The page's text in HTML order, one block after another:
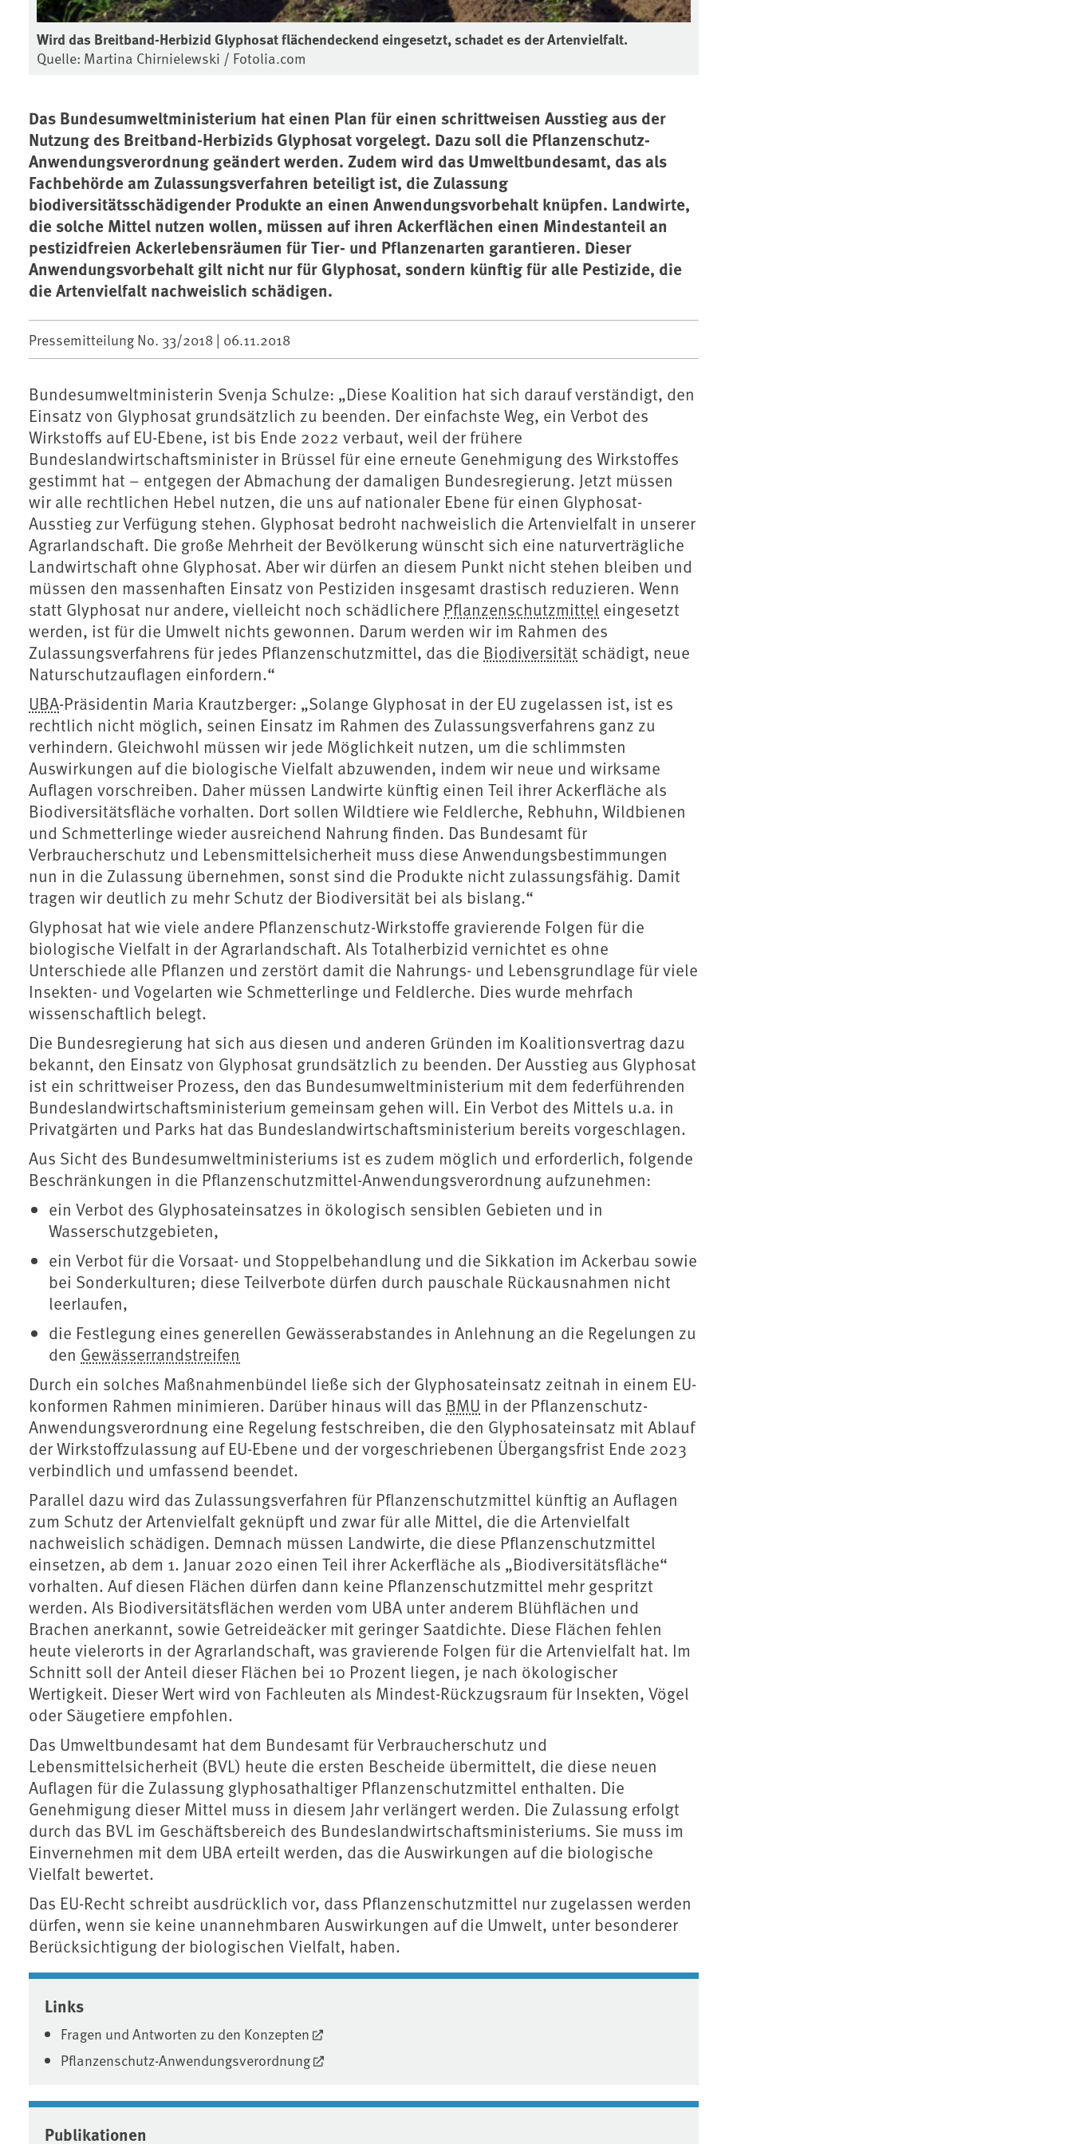
Wird das Breitband-Herbizid Glyphosat flächendeckend eingesetzt, schadet es der Artenvielfalt.
Quelle: Martina Chirnielewski / Fotolia.com
Das Bundesumweltministerium hat einen Plan für einen schrittweisen Ausstieg aus der
Nutzung des Breitband-Herbizids Glyphosat vorgelegt. Dazu soll die Pflanzenschutz-
Anwendungsverordnung geändert werden. Zudem wird das Umweltbundesamt, das als
Fachbehörde am Zulassungsverfahren beteiligt ist, die Zulassung
biodiversitätsschädigender Produkte an einen Anwendungsvorbehalt knüpfen. Landwirte,
die solche Mittel nutzen wollen, müssen auf ihren Ackerflächen einen Mindestanteil an
pestizidfreien Ackerlebensräumen für Tier- und Pflanzenarten garantieren. Dieser
Anwendungsvorbehalt gilt nicht nur für Glyphosat, sondern künftig für alle Pestizide, die
die Artenvielfalt nachweislich schädigen.
Pressemitteilung No. 33/2018 | 06.11.2018
Bundesumweltministerin Svenja Schulze: „Diese Koalition hat sich darauf verständigt, den
Einsatz von Glyphosat grundsätzlich zu beenden. Der einfachste Weg, ein Verbot des
Wirkstoffs auf EU-Ebene, ist bis Ende 2022 verbaut, weil der frühere
Bundeslandwirtschaftsminister in Brüssel für eine erneute Genehmigung des Wirkstoffes
gestimmt hat – entgegen der Abmachung der damaligen Bundesregierung. Jetzt müssen
wir alle rechtlichen Hebel nutzen, die uns auf nationaler Ebene für einen Glyphosat-
Ausstieg zur Verfügung stehen. Glyphosat bedroht nachweislich die Artenvielfalt in unserer
Agrarlandschaft. Die große Mehrheit der Bevölkerung wünscht sich eine naturverträgliche
Landwirtschaft ohne Glyphosat. Aber wir dürfen an diesem Punkt nicht stehen bleiben und
müssen den massenhaften Einsatz von Pestiziden insgesamt drastisch reduzieren. Wenn
statt Glyphosat nur andere, vielleicht noch schädlichere Pflanzenschutzmittel eingesetzt
werden, ist für die Umwelt nichts gewonnen. Darum werden wir im Rahmen des
Zulassungsverfahrens für jedes Pflanzenschutzmittel, das die Biodiversität schädigt, neue
Naturschutzauflagen einfordern.“
UBA-Präsidentin Maria Krautzberger: „Solange Glyphosat in der EU zugelassen ist, ist es
rechtlich nicht möglich, seinen Einsatz im Rahmen des Zulassungsverfahrens ganz zu
verhindern. Gleichwohl müssen wir jede Möglichkeit nutzen, um die schlimmsten
Auswirkungen auf die biologische Vielfalt abzuwenden, indem wir neue und wirksame
Auflagen vorschreiben. Daher müssen Landwirte künftig einen Teil ihrer Ackerfläche als
Biodiversitätsfläche vorhalten. Dort sollen Wildtiere wie Feldlerche, Rebhuhn, Wildbienen
und Schmetterlinge wieder ausreichend Nahrung finden. Das Bundesamt für
Verbraucherschutz und Lebensmittelsicherheit muss diese Anwendungsbestimmungen
nun in die Zulassung übernehmen, sonst sind die Produkte nicht zulassungsfähig. Damit
tragen wir deutlich zu mehr Schutz der Biodiversität bei als bislang.“
Glyphosat hat wie viele andere Pflanzenschutz-Wirkstoffe gravierende Folgen für die
biologische Vielfalt in der Agrarlandschaft. Als Totalherbizid vernichtet es ohne
Unterschiede alle Pflanzen und zerstört damit die Nahrungs- und Lebensgrundlage für viele
Insekten- und Vogelarten wie Schmetterlinge und Feldlerche. Dies wurde mehrfach
wissenschaftlich belegt.
Die Bundesregierung hat sich aus diesen und anderen Gründen im Koalitionsvertrag dazu
bekannt, den Einsatz von Glyphosat grundsätzlich zu beenden. Der Ausstieg aus Glyphosat
ist ein schrittweiser Prozess, den das Bundesumweltministerium mit dem federführenden
Bundeslandwirtschaftsministerium gemeinsam gehen will. Ein Verbot des Mittels u.a. in
Privatgärten und Parks hat das Bundeslandwirtschaftsministerium bereits vorgeschlagen.
Aus Sicht des Bundesumweltministeriums ist es zudem möglich und erforderlich, folgende
Beschränkungen in die Pflanzenschutzmittel-Anwendungsverordnung aufzunehmen:
ein Verbot des Glyphosateinsatzes in ökologisch sensiblen Gebieten und in
Wasserschutzgebieten,
ein Verbot für die Vorsaat- und Stoppelbehandlung und die Sikkation im Ackerbau sowie
bei Sonderkulturen; diese Teilverbote dürfen durch pauschale Rückausnahmen nicht
leerlaufen,
die Festlegung eines generellen Gewässerabstandes in Anlehnung an die Regelungen zu
den Gewässerrandstreifen
Durch ein solches Maßnahmenbündel ließe sich der Glyphosateinsatz zeitnah in einem EU-
konformen Rahmen minimieren. Darüber hinaus will das BMU in der Pflanzenschutz-
Anwendungsverordnung eine Regelung festschreiben, die den Glyphosateinsatz mit Ablauf
der Wirkstoffzulassung auf EU-Ebene und der vorgeschriebenen Übergangsfrist Ende 2023
verbindlich und umfassend beendet.
Parallel dazu wird das Zulassungsverfahren für Pflanzenschutzmittel künftig an Auflagen
zum Schutz der Artenvielfalt geknüpft und zwar für alle Mittel, die die Artenvielfalt
nachweislich schädigen. Demnach müssen Landwirte, die diese Pflanzenschutzmittel
einsetzen, ab dem 1. Januar 2020 einen Teil ihrer Ackerfläche als „Biodiversitätsfläche“
vorhalten. Auf diesen Flächen dürfen dann keine Pflanzenschutzmittel mehr gespritzt
werden. Als Biodiversitätsflächen werden vom UBA unter anderem Blühflächen und
Brachen anerkannt, sowie Getreideäcker mit geringer Saatdichte. Diese Flächen fehlen
heute vielerorts in der Agrarlandschaft, was gravierende Folgen für die Artenvielfalt hat. Im
Schnitt soll der Anteil dieser Flächen bei 10 Prozent liegen, je nach ökologischer
Wertigkeit. Dieser Wert wird von Fachleuten als Mindest-Rückzugsraum für Insekten, Vögel
oder Säugetiere empfohlen.
Das Umweltbundesamt hat dem Bundesamt für Verbraucherschutz und
Lebensmittelsicherheit (BVL) heute die ersten Bescheide übermittelt, die diese neuen
Auflagen für die Zulassung glyphosathaltiger Pflanzenschutzmittel enthalten. Die
Genehmigung dieser Mittel muss in diesem Jahr verlängert werden. Die Zulassung erfolgt
durch das BVL im Geschäftsbereich des Bundeslandwirtschaftsministeriums. Sie muss im
Einvernehmen mit dem UBA erteilt werden, das die Auswirkungen auf die biologische
Vielfalt bewertet.
Das EU-Recht schreibt ausdrücklich vor, dass Pflanzenschutzmittel nur zugelassen werden
dürfen, wenn sie keine unannehmbaren Auswirkungen auf die Umwelt, unter besonderer
Berücksichtigung der biologischen Vielfalt, haben.
Associated content
Links
Fragen und Antworten zu den Konzepten
Pflanzenschutz-Anwendungsverordnung
Publikationen